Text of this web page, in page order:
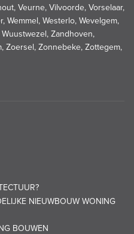
Veurne, Vilvoorde, Vorselaar,
Wemmel, Westerlo, Wevelgem,
Zandhoven,
Zoersel, Zonnebeke, Zottegem,
NIEUWBOUW WONING
BOUWEN